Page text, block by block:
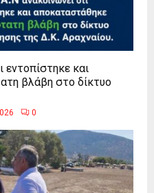
εντοπίστηκε και
βλάβη στο δίκτυο
0